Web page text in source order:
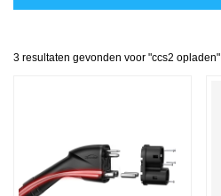
3 resultaten gevonden voor "ccs2 opladen"